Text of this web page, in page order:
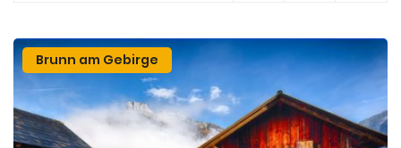
Brunn am Gebirge